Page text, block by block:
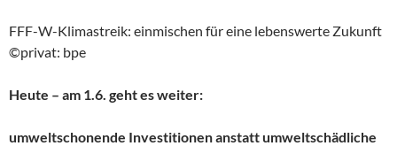
FFF-W-Klimastreik: einmischen für eine lebenswerte Zukunft
©privat: bpe
Heute – am 1.6. geht es weiter:
umweltschonende Investitionen anstatt umweltschädliche